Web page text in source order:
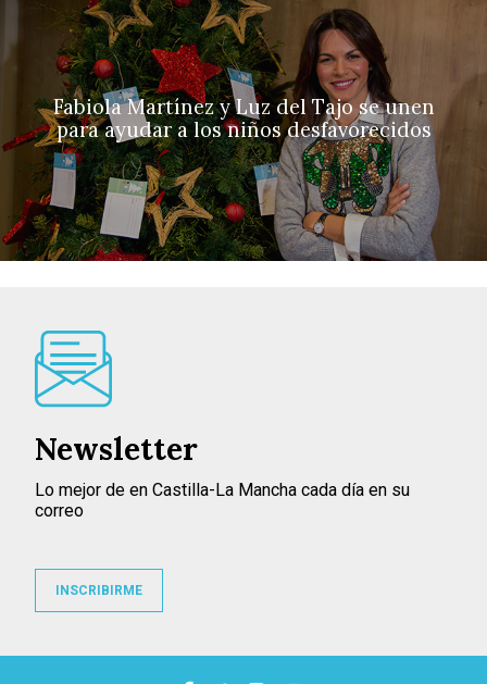
Fabiola Martínez y Luz del Tajo se unen
para ayudar a los niños desfavorecidos
Newsletter
Lo mejor de en Castilla-La Mancha cada día en su
correo
INSCRIBIRME